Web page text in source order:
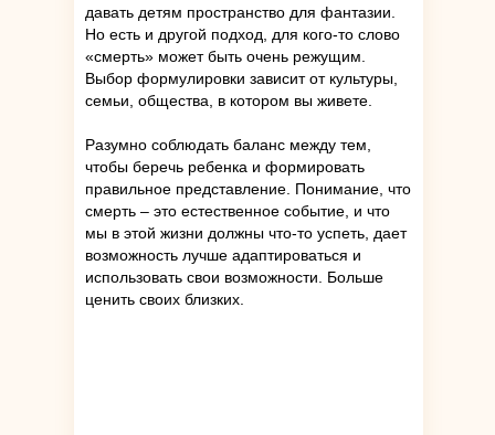
давать детям пространство для фантазии.
Но есть и другой подход, для кого-то слово
«смерть» может быть очень режущим.
Выбор формулировки зависит от культуры,
семьи, общества, в котором вы живете.
Разумно соблюдать баланс между тем,
чтобы беречь ребенка и формировать
правильное представление. Понимание, что
смерть – это естественное событие, и что
мы в этой жизни должны что-то успеть, дает
возможность лучше адаптироваться и
использовать свои возможности. Больше
ценить своих близких.